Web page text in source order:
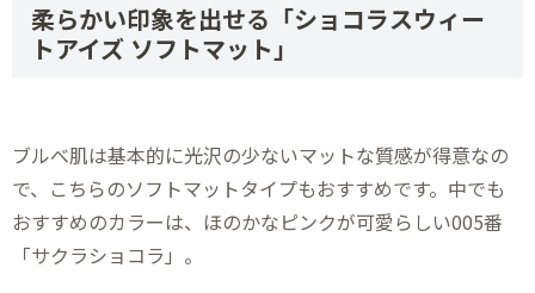
柔らかい印象を出せる「ショコラスウィー
トアイズ ソフトマット」
ブルべ肌は基本的に光沢の少ないマットな質感が得意なの
で、こちらのソフトマットタイプもおすすめです。中でも
おすすめのカラーは、ほのかなピンクが可愛らしい005番
「サクラショコラ」。